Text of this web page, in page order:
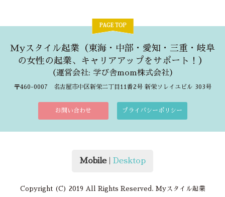
Myスタイル起業（東海・中部・愛知・三重・岐阜
の女性の起業、キャリアアップをサポート！）
（運営会社: 学び舎mom株式会社）
〒460-0007 名古屋市中区新栄二丁目11番2号 新栄ソレイユビル 303号
お問い合わせ プライバシーポリシー
Mobile| Desktop
Copyright (C) 2019 All Rights Reserved. Myスタイル起業